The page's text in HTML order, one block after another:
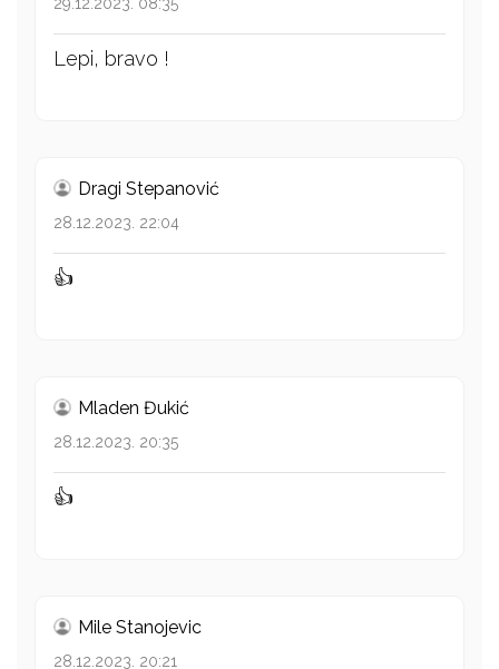
Lepi, bravo !
Dragi Stepanović
28.12.2023. 22:04
👍
Mladen Đukić
28.12.2023. 20:35
👍
Mile Stanojevic
28.12.2023. 20:21